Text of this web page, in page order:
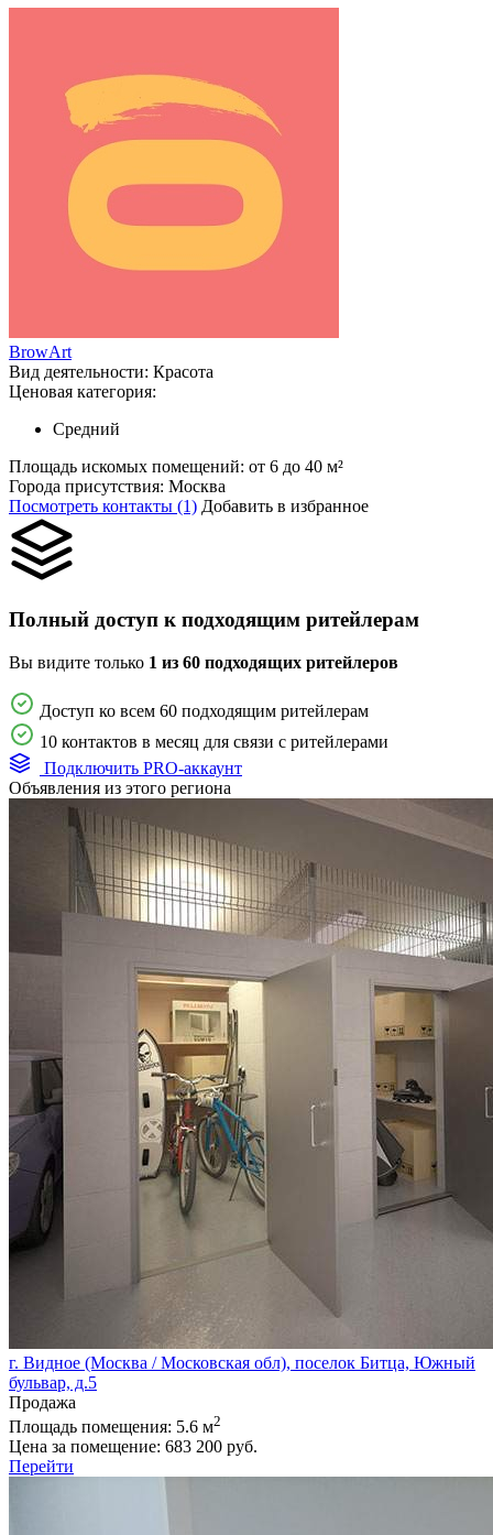
BrowArt
Вид деятельности: Красота
Ценовая категория:
Средний
Площадь искомых помещений: от 6 до 40 м²
Города присутствия: Москва
Посмотреть контакты (1) Добавить в избранное
Полный доступ к подходящим ритейлерам
Вы видите только 1 из 60 подходящих ритейлеров
Доступ ко всем 60 подходящим ритейлерам
10 контактов в месяц для связи с ритейлерами
Подключить PRO-аккаунт
Объявления из этого региона
г. Видное (Москва / Московская обл), поселок Битца, Южный
бульвар, д.5
Продажа
Площадь помещения: 5.6 м2
Цена за помещение: 683 200 руб.
Перейти